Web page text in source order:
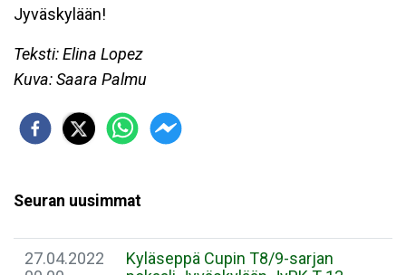
Jyväskylään!
Teksti: Elina Lopez
Kuva: Saara Palmu
Seuran uusimmat
27.04.2022
Kyläseppä Cupin T8/9-sarjan